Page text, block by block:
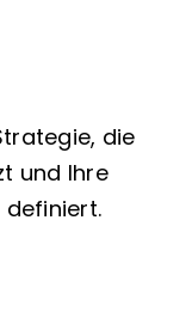
die
und Ihre